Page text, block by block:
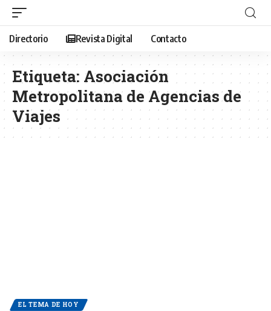
Directorio Revista Digital Contacto
Etiqueta: Asociación
Metropolitana de Agencias de
Viajes
EL TEMA DE HOY